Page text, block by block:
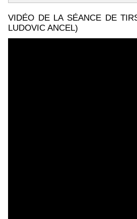
VIDÉO DE LA SÉANCE DE
LUDOVIC ANCEL)